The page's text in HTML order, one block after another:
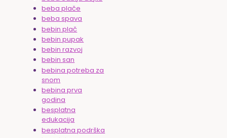
beba plače
beba spava
bebin plač
bebin pupak
bebin razvoj
bebin san
bebina potreba za
snom
bebina prva
godina
besplatna
edukacija
besplatna podrška